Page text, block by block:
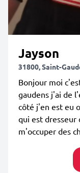
Jayson
31800, Saint-
Bonjour moi
gaudens j'ai de
côté j'en est eu
qui est dresseur
m'occuper des